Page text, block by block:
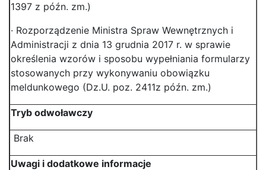
1397 z późn. zm.)
· Rozporządzenie Ministra Spraw Wewnętrznych i
Administracji z dnia 13 grudnia 2017 r. w sprawie
określenia wzorów i sposobu wypełniania formularzy
stosowanych przy wykonywaniu obowiązku
meldunkowego (Dz.U. poz. 2411z późn. zm.)
Tryb odwoławczy
Brak
Uwagi i dodatkowe informacje